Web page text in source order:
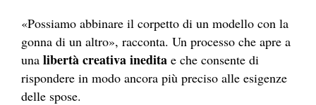
«Possiamo abbinare il corpetto di un modello con la
gonna di un altro», racconta. Un processo che apre a
una libertà creativa inedita e che consente di
rispondere in modo ancora più preciso alle esigenze
delle spose.